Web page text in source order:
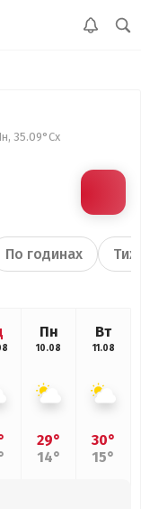
35.09°Сх
По годинах
Пн
10.08
29°
14°
Вт
11.08
30°
15°